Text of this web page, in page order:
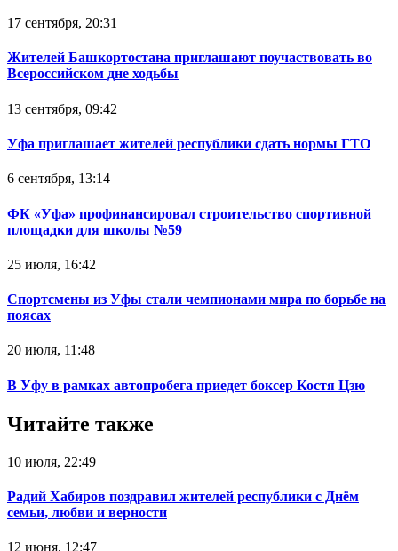
17 сентября, 20:31
Жителей Башкортостана приглашают поучаствовать во
Всероссийском дне ходьбы
13 сентября, 09:42
Уфа приглашает жителей республики сдать нормы ГТО
6 сентября, 13:14
ФК «Уфа» профинансировал строительство спортивной
площадки для школы №59
25 июля, 16:42
Спортсмены из Уфы стали чемпионами мира по борьбе на
поясах‍
20 июля, 11:48
В Уфу в рамках автопробега приедет боксер Костя Цзю‍
Читайте также
10 июля, 22:49
Радий Хабиров поздравил жителей республики с Днём
семьи, любви и верности
12 июня, 12:47